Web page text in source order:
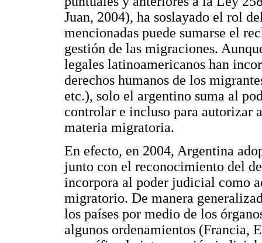
Juan, 2004), ha soslayado el rol
mencionadas puede sumarse el
gestión de las migraciones.
legales latinoamericanos han
derechos humanos de los
etc.), solo el argentino suma al
controlar e incluso para autorizar
materia migratoria.
En efecto, en 2004, Argentina
junto con el reconocimiento del
incorpora al poder judicial como
migratorio. De manera
los países por medio de los
algunos ordenamientos (Francia,